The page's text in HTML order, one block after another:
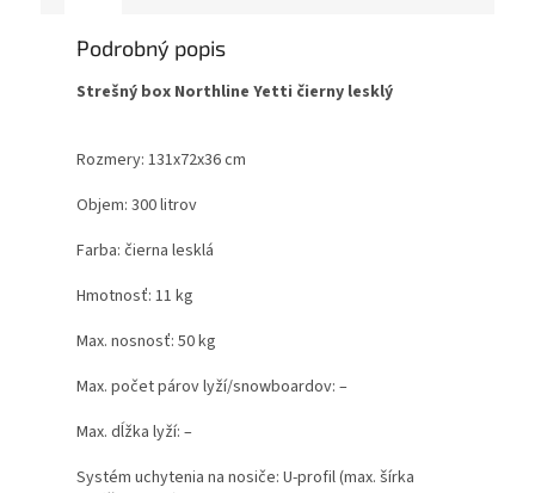
Podrobný popis
Strešný box Northline Yetti čierny lesklý
Rozmery: 131x72x36 cm
Objem: 300 litrov
Farba: čierna lesklá
Hmotnosť: 11 kg
Max. nosnosť: 50 kg
Max. počet párov lyží/snowboardov: –
Max. dĺžka lyží: –
Systém uchytenia na nosiče: U-profil (max. šírka